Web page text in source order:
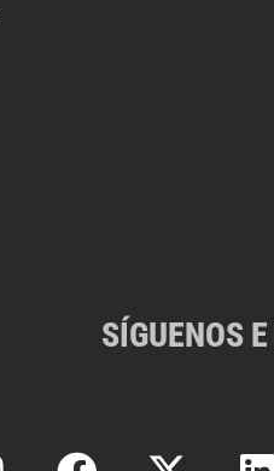
SÍGUENOS